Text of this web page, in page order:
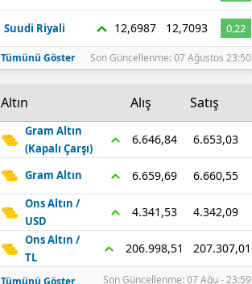
Suudi Riyali 12,6987 12,7093 0.22
Tümünü Göster Son Güncellenme: 07 Ağustos 23:50
Altın Alış Satış
Gram Altın
(Kapalı Çarşı)
6.646,84 6.653,03
Gram Altın 6.659,69 6.660,55
Ons Altın /
USD
4.341,53 4.342,09
Ons Altın /
TL
206.998,51 207.307,01
Tümünü Göster Son Güncellenme: 07 Ağu - 23:59